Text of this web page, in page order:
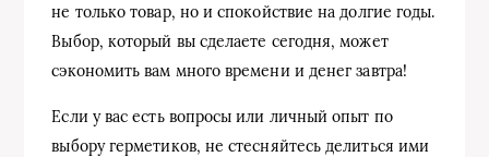
не только товар, но и спокойствие на долгие годы.
Выбор, который вы сделаете сегодня, может
сэкономить вам много времени и денег завтра!
Если у вас есть вопросы или личный опыт по
выбору герметиков, не стесняйтесь делиться ими